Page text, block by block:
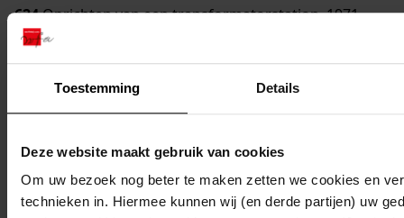
Toestemming Details
Deze website maakt gebruik van cookies
Om uw bezoek nog beter te maken zetten we cookies en
technieken in. Hiermee kunnen wij (en derde partijen) uw
624Oprichten van een transformatorstation, 1971
Toon details van deze beschrijving
625Verbouwen van een gebouw bestemd om te
worden gebruikt als woonhuis, 1929
Toon details van deze beschrijving
Toon details van deze beschrijving
627Veranderen woning, 1962